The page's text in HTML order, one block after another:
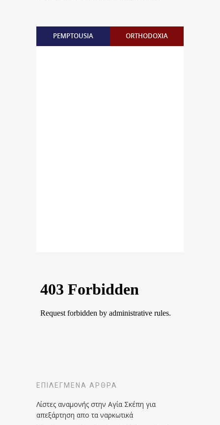
PEMPTOUSIA ORTHODOXIA
ΕΠΙΛΕΓΜΈΝΑ ΆΡΘΡΑ
Λίστες αναμονής στην Αγία Σκέπη για
απεξάρτηση απο τα ναρκωτικά